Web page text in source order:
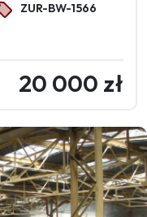
ZUR-BW-1566
20 000 zł